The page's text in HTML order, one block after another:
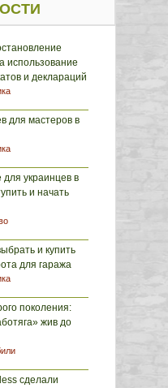
использование
и деклараций
для мастеров в
украинцев в
и начать
и купить
для гаража
поколения:
жив до
сделали